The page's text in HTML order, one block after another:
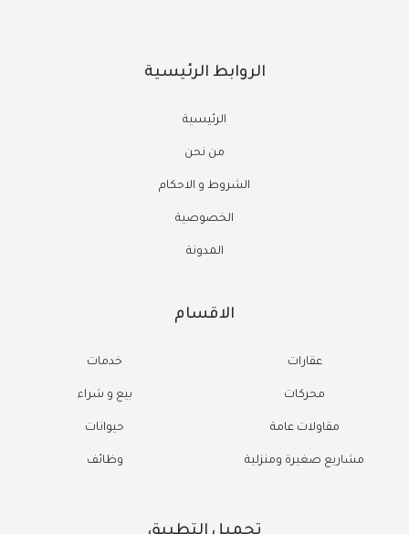
الروابط الرئيسية
الرئيسية
من نحن
الشروط و الاحكام
الخصوصية
المدونة
الاقسام
عقارات
محركات
مقاولات عامة
مشاريع صغيرة ومنزلية
خدمات
بيع و شراء
حيوانات
وظائف